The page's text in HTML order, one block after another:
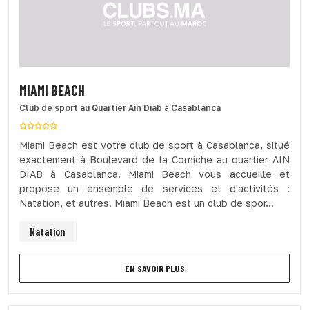
MIAMI BEACH
Club de sport au Quartier Ain Diab à Casablanca
Miami Beach est votre club de sport à Casablanca, situé
exactement à Boulevard de la Corniche au quartier AIN
DIAB à Casablanca. Miami Beach vous accueille et
propose un ensemble de services et d'activités :
Natation, et autres. Miami Beach est un club de spor...
Natation
EN SAVOIR PLUS